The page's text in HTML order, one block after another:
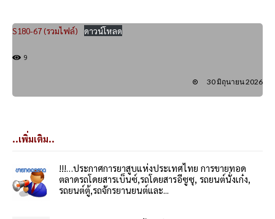
S180-67 (รวมไฟล์) ดาวน์โหลด
9
30 มิถุนายน 2026
..เพิ่มเติม..
!!!…ประกาศการยาสูบแห่งประเทศไทย การขายทอด
ตลาดรถโดยสารเบ็นซ์,รถโดยสารอีซูซุ, รถยนต์นั่งเก๋ง,
รถยนต์ตู้,รถจักรยานยนต์และ...